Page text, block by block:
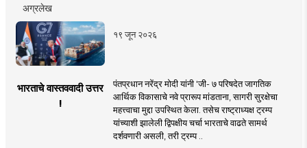
अग्रलेख
१९ जून २०२६
भारताचे वास्तववादी उत्तर
!
पंतप्रधान नरेंद्र मोदी यांनी 'जी- ७ परिषदेत जागतिक
आर्थिक विकासाचे नवे प्रारूप मांडताना, सागरी सुरक्षेचा
महत्त्वाचा मुद्दा उपस्थित केला. तसेच राष्ट्राध्यक्ष ट्रम्प
यांच्याशी झालेली द्विपक्षीय चर्चा भारताचे वाढते सामर्थ
दर्शवणारी असली, तरी ट्रम्प ..